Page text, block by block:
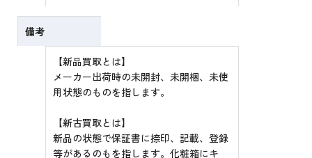
備考
【新品買取とは】
メーカー出荷時の未開封、未開梱、未使
用状態のものを指します。
【新古買取とは】
新品の状態で保証書に捺印、記載、登録
等があるのもを指します。化粧箱にキ